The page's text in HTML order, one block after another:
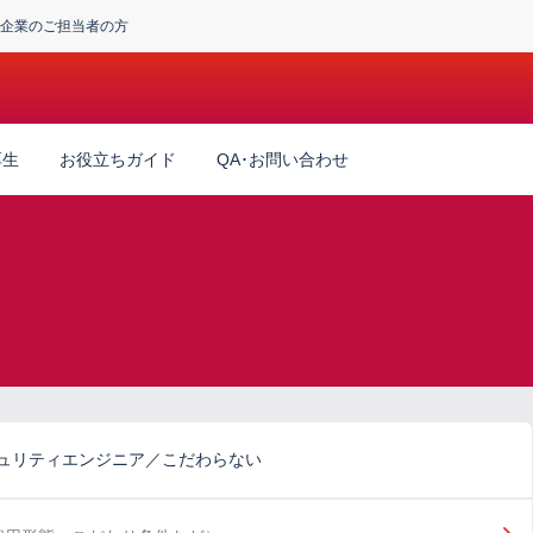
企業のご担当者の方
お役立ちガイド QA･お問い合わせ
リティエンジニア／こだわらない